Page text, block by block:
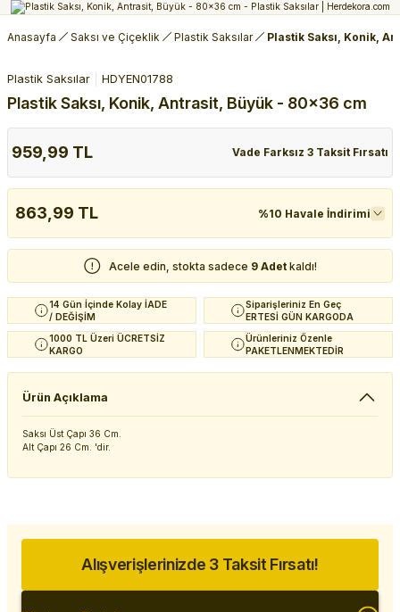
Anasayfa Saksı ve Çiçeklik Plastik Saksılar Plastik Saksı, Konik,
Plastik Saksılar HDYEN01788
Plastik Saksı, Konik, Antrasit, Büyük - 80x36 cm
959,99 TL Vade Farksız 3 Taksit Fırsatı
863,99 TL %10 Havale İndirimi
Acele edin, stokta sadece 9 Adet kaldı!
14 Gün İçinde Kolay İADE
/ DEĞİŞİM
Siparişleriniz En Geç
ERTESİ GÜN KARGODA
1000 TL Üzeri ÜCRETSİZ
KARGO
Ürünleriniz Özenle
PAKETLENMEKTEDİR
Ürün Açıklama
Saksı Üst Çapı 36 Cm.
Alt Çapı 26 Cm. 'dir.
Alışverişlerinizde 3 Taksit Fırsatı!